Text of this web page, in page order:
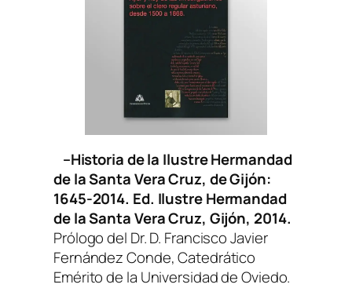
–Historia de la Ilustre Hermandad
de la Santa Vera Cruz, de Gijón:
1645-2014. Ed. Ilustre Hermandad
de la Santa Vera Cruz, Gijón, 2014.
Prólogo del Dr. D. Francisco Javier
Fernández Conde, Catedrático
Emérito de la Universidad de Oviedo.